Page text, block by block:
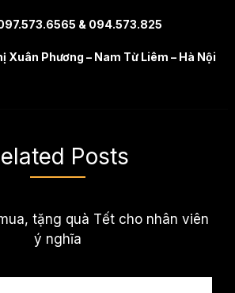
& 094.573.825
Xuân Phương – Nam Từ Liêm – Hà Nội
Posts
tặng quà Tết cho nhân viên
ý nghĩa